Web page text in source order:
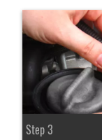
Step 3